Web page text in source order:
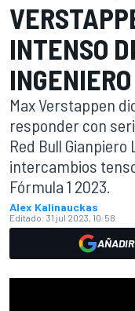
INTENSO
Max Verstappen
responder con
Red Bull
intercambios
Fórmula 1 2023.
Alex Kalinauckas
Editado: 31 jul 2023, 10:58